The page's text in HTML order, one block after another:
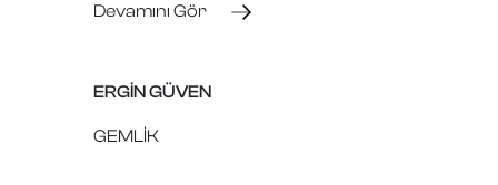
Devamını Gör
ERGİN GÜVEN
GEMLİK